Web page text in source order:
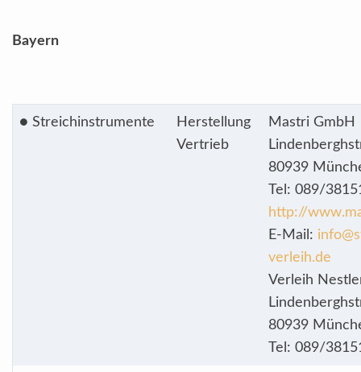
Bayern
● Streichinstrumente
Herstellung
Vertrieb
Mastri GmbH
80939
Tel: 089/
http://
E-Mail:
verleih.de
Verleih
80939
Tel: 089/